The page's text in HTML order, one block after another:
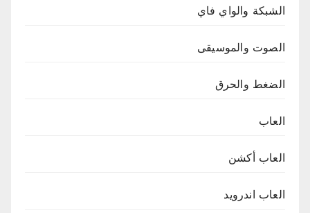
الشبكة والواي فاي
الصوت والموسيقى
الضغط والحرق
العاب
العاب أكشن
العاب اندرويد